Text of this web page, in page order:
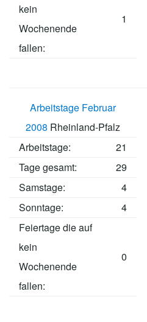
kein
Wochenende
fallen:
1
Arbeitstage Februar
2008 Rheinland-Pfalz
Arbeitstage:
21
Tage gesamt:
29
Samstage:
4
Sonntage:
4
Feiertage die auf
kein
Wochenende
fallen:
0